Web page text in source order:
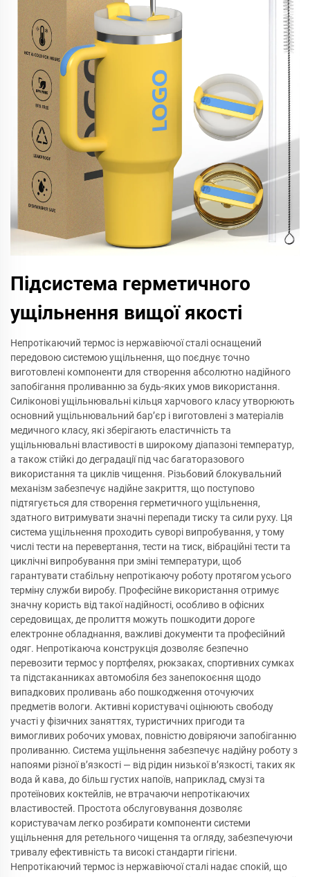
Підсистема герметичного
ущільнення вищої якості
Непротікаючий термос із нержавіючої сталі оснащений
передовою системою ущільнення, що поєднує точно
виготовлені компоненти для створення абсолютно надійного
запобігання проливанню за будь-яких умов використання.
Силіконові ущільнювальні кільця харчового класу утворюють
основний ущільнювальний бар’єр і виготовлені з матеріалів
медичного класу, які зберігають еластичність та
ущільнювальні властивості в широкому діапазоні температур,
а також стійкі до деградації під час багаторазового
використання та циклів чищення. Різьбовий блокувальний
механізм забезпечує надійне закриття, що поступово
підтягується для створення герметичного ущільнення,
здатного витримувати значні перепади тиску та сили руху. Ця
система ущільнення проходить суворі випробування, у тому
числі тести на перевертання, тести на тиск, вібраційні тести та
циклічні випробування при зміні температури, щоб
гарантувати стабільну непротікаючу роботу протягом усього
терміну служби виробу. Професійне використання отримує
значну користь від такої надійності, особливо в офісних
середовищах, де пролиття можуть пошкодити дороге
електронне обладнання, важливі документи та професійний
одяг. Непротікаюча конструкція дозволяє безпечно
перевозити термос у портфелях, рюкзаках, спортивних сумках
та підстаканниках автомобіля без занепокоєння щодо
випадкових проливань або пошкодження оточуючих
предметів вологи. Активні користувачі оцінюють свободу
участі у фізичних заняттях, туристичних пригоди та
вимогливих робочих умовах, повністю довіряючи запобіганню
проливанню. Система ущільнення забезпечує надійну роботу з
напоями різної в’язкості — від рідин низької в’язкості, таких як
вода й кава, до більш густих напоїв, наприклад, смузі та
протеїнових коктейлів, не втрачаючи непротікаючих
властивостей. Простота обслуговування дозволяє
користувачам легко розбирати компоненти системи
ущільнення для ретельного чищення та огляду, забезпечуючи
тривалу ефективність та високі стандарти гігієни.
Непротікаючий термос із нержавіючої сталі надає спокій, що